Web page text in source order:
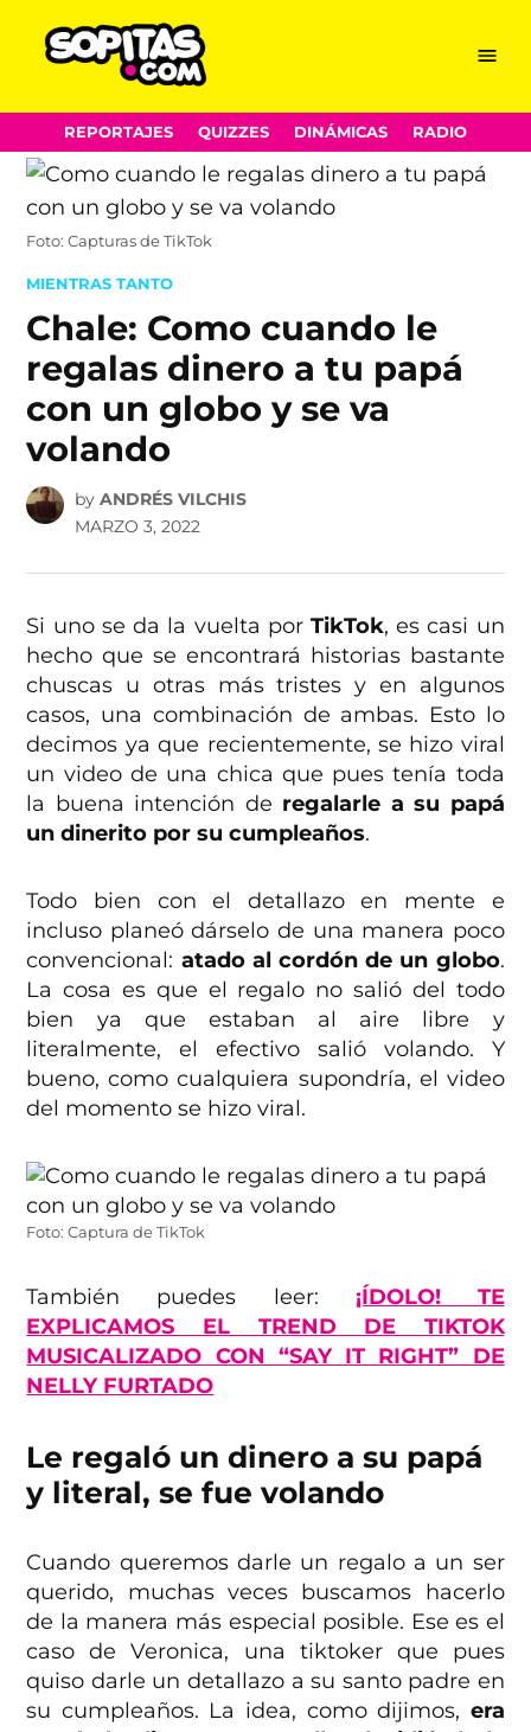
Skip
to
content
Menu
REPORTAJES QUIZZES DINÁMICAS RADIO
Foto: Capturas de TikTok
POSTED
MIENTRAS TANTO
Chale: Como cuando le
regalas dinero a tu papá
con un globo y se va
volando
by ANDRÉS VILCHIS
MARZO 3, 2022
Si uno se da la vuelta por TikTok, es casi un
hecho que se encontrará historias bastante
chuscas u otras más tristes y en algunos
casos, una combinación de ambas. Esto lo
decimos ya que recientemente, se hizo viral
un video de una chica que pues tenía toda
la buena intención de regalarle a su papá
un dinerito por su cumpleaños.
Todo bien con el detallazo en mente e
incluso planeó dárselo de una manera poco
convencional: atado al cordón de un globo.
La cosa es que el regalo no salió del todo
bien ya que estaban al aire libre y
literalmente, el efectivo salió volando. Y
bueno, como cualquiera supondría, el video
del momento se hizo viral.
Foto: Captura de TikTok
También puedes leer: ¡ÍDOLO! TE
EXPLICAMOS EL TREND DE TIKTOK
MUSICALIZADO CON “SAY IT RIGHT” DE
NELLY FURTADO
Le regaló un dinero a su papá
y literal, se fue volando
Cuando queremos darle un regalo a un ser
querido, muchas veces buscamos hacerlo
de la manera más especial posible. Ese es el
caso de Veronica, una tiktoker que pues
quiso darle un detallazo a su santo padre en
su cumpleaños. La idea, como dijimos, era